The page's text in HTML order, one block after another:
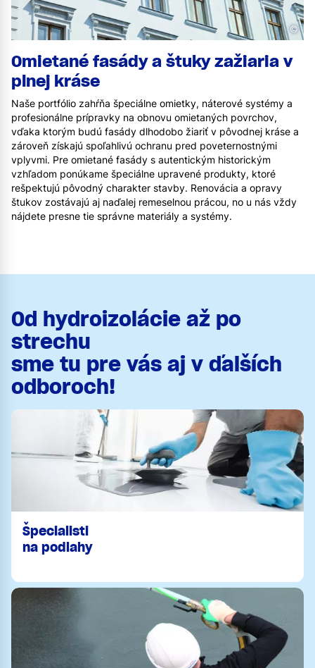
Omietané fasády a štuky zažiaria v
plnej kráse
Naše portfólio zahŕňa špeciálne omietky, náterové systémy a
profesionálne prípravky na obnovu omietaných povrchov,
vďaka ktorým budú fasády dlhodobo žiariť v pôvodnej kráse a
zároveň získajú spoľahlivú ochranu pred poveternostnými
vplyvmi. Pre omietané fasády s autentickým historickým
vzhľadom ponúkame špeciálne upravené produkty, ktoré
rešpektujú pôvodný charakter stavby. Renovácia a opravy
štukov zostávajú aj naďalej remeselnou prácou, no u nás vždy
nájdete presne tie správne materiály a systémy.
©
Od hydroizolácie až po
strechu
sme tu pre vás aj v ďalších
odboroch!
Špecialisti
na podlahy